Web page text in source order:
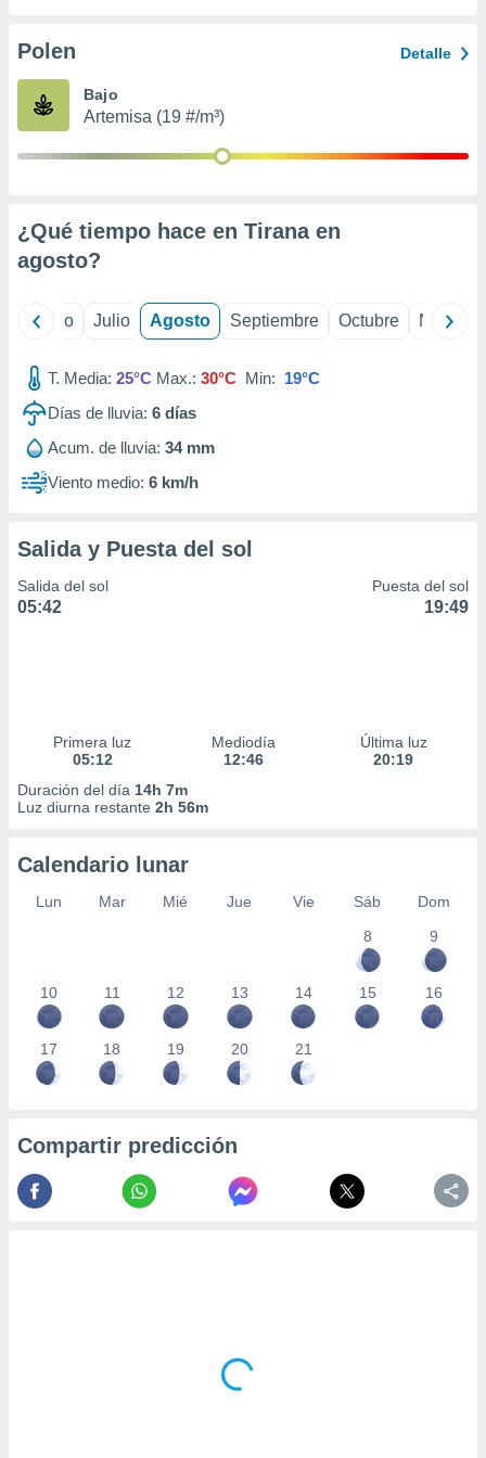
e
mediante
de
1199
Polen Detalle
Bajo
Artemisa (19 #/m³)
¿Qué tiempo hace en Tirana en
agosto?
Junio Julio Agosto Septiembre Octubre
T. Media: 25°C Max.: 30°C Min: 19°C
Días de lluvia: 6 días
Acum. de lluvia: 34 mm
Viento medio: 6 km/h
Salida y Puesta del sol
Salida del sol
05:42
Puesta del sol
19:49
Primera luz
05:12
Mediodía
12:46
Última luz
20:19
Duración del día 14h 7m
Luz diurna restante 2h 56m
Calendario lunar
Lun Mar Mié Jue Vie Sáb
Dom
8
9
10 11 12 13 14 15 16
17 18 19 20 21
Compartir predicción